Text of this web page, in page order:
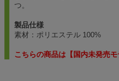
つ。
製品仕様
素材：ポリエステル 100%
こちらの商品は【国内未発売